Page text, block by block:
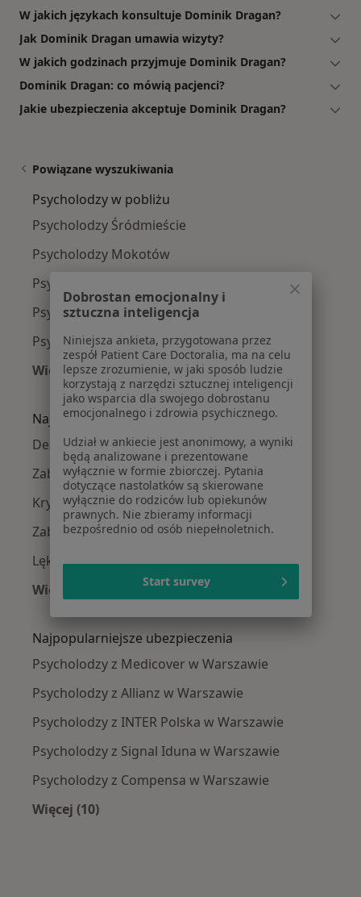
W jakich językach konsultuje Dominik Dragan?
Jak Dominik Dragan umawia wizyty?
W jakich godzinach przyjmuje Dominik Dragan?
Dominik Dragan: co mówią pacjenci?
Jakie ubezpieczenia akceptuje Dominik Dragan?
Powiązane wyszukiwania
Psycholodzy w pobliżu
Psycholodzy Śródmieście
Psycholodzy Mokotów
Psycholodzy Ursynów
Psycholodzy Praga-Południe
Psycholodzy Bielany
Więcej (14)
Więcej w kategorii: Psycholodzy w pobliżu
Najczęście leczone choroby
Depresja w Warszawie
Zaburzenia lękowe w Warszawie
Kryzys emocjonalny w Warszawie
Zaburzenia nastroju w Warszawie
Lęki w Warszawie
Więcej (15)
Najpopularniejsze ubezpieczenia
Psycholodzy z Medicover w Warszawie
Psycholodzy z Allianz w Warszawie
Psycholodzy z INTER Polska w Warszawie
Psycholodzy z Signal Iduna w Warszawie
Psycholodzy z Compensa w Warszawie
Więcej (10)
Dobrostan emocjonalny i
sztuczna inteligencja
Niniejsza ankieta, przygotowana przez
zespół Patient Care Doctoralia, ma na celu
lepsze zrozumienie, w jaki sposób ludzie
korzystają z narzędzi sztucznej inteligencji
jako wsparcia dla swojego dobrostanu
emocjonalnego i zdrowia psychicznego.
Udział w ankiecie jest anonimowy, a wyniki
będą analizowane i prezentowane
wyłącznie w formie zbiorczej. Pytania
dotyczące nastolatków są skierowane
wyłącznie do rodziców lub opiekunów
prawnych. Nie zbieramy informacji
bezpośrednio od osób niepełnoletnich.
Start survey